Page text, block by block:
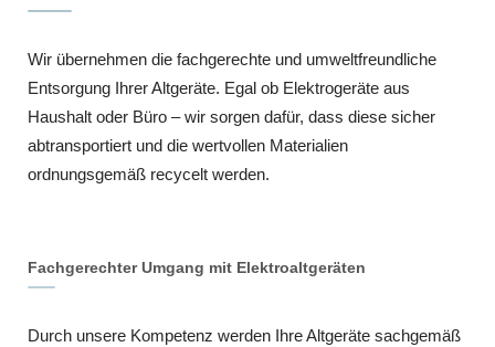
Wir übernehmen die fachgerechte und umweltfreundliche
Entsorgung Ihrer Altgeräte. Egal ob Elektrogeräte aus
Haushalt oder Büro – wir sorgen dafür, dass diese sicher
abtransportiert und die wertvollen Materialien
ordnungsgemäß recycelt werden.
Fachgerechter Umgang mit Elektroaltgeräten
Durch unsere Kompetenz werden Ihre Altgeräte sachgemäß